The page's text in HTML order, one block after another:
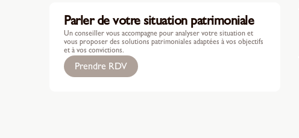
Parler de votre situation patrimoniale
Un conseiller vous accompagne pour analyser votre situation et
vous proposer des solutions patrimoniales adaptées à vos objectifs
et à vos convictions.
Prendre RDV